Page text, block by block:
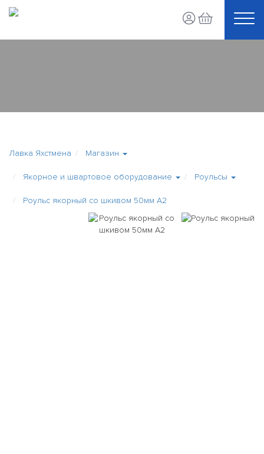
Лавка Яхстмена Магазин
Якорное и швартовое оборудование Роульсы
Роульс якорный со шкивом 50мм А2